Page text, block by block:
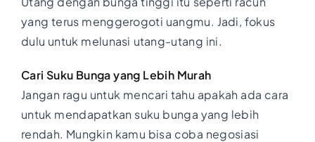
yang terus menggerogoti uangmu. Jadi, fokus
dulu untuk melunasi utang-utang ini.
Cari Suku Bunga yang Lebih Murah
Jangan ragu untuk mencari tahu apakah ada cara
untuk mendapatkan suku bunga yang lebih
rendah. Mungkin kamu bisa coba negosiasi